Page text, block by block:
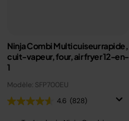
Ninja Combi Multicuiseur rapide,
cuit-vapeur, four, air fryer 12-en-
1
Modèle: SFP700EU
4.6 (828)